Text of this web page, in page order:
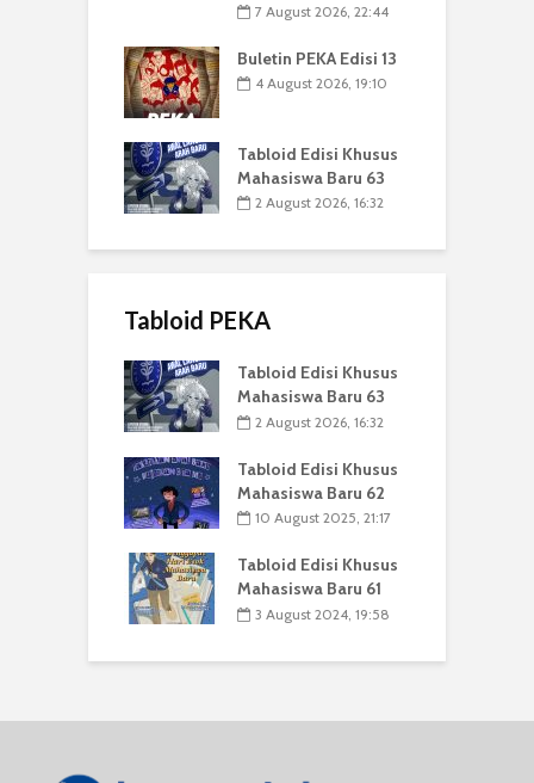
7 August 2026, 22:44
Buletin PEKA Edisi 13
4 August 2026, 19:10
Tabloid Edisi Khusus
Mahasiswa Baru 63
2 August 2026, 16:32
Tabloid PEKA
Tabloid Edisi Khusus
Mahasiswa Baru 63
2 August 2026, 16:32
Tabloid Edisi Khusus
Mahasiswa Baru 62
10 August 2025, 21:17
Tabloid Edisi Khusus
Mahasiswa Baru 61
3 August 2024, 19:58